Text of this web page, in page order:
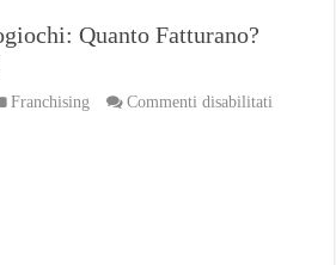
Quanto Fatturano?
Franchising Commenti disabilitati